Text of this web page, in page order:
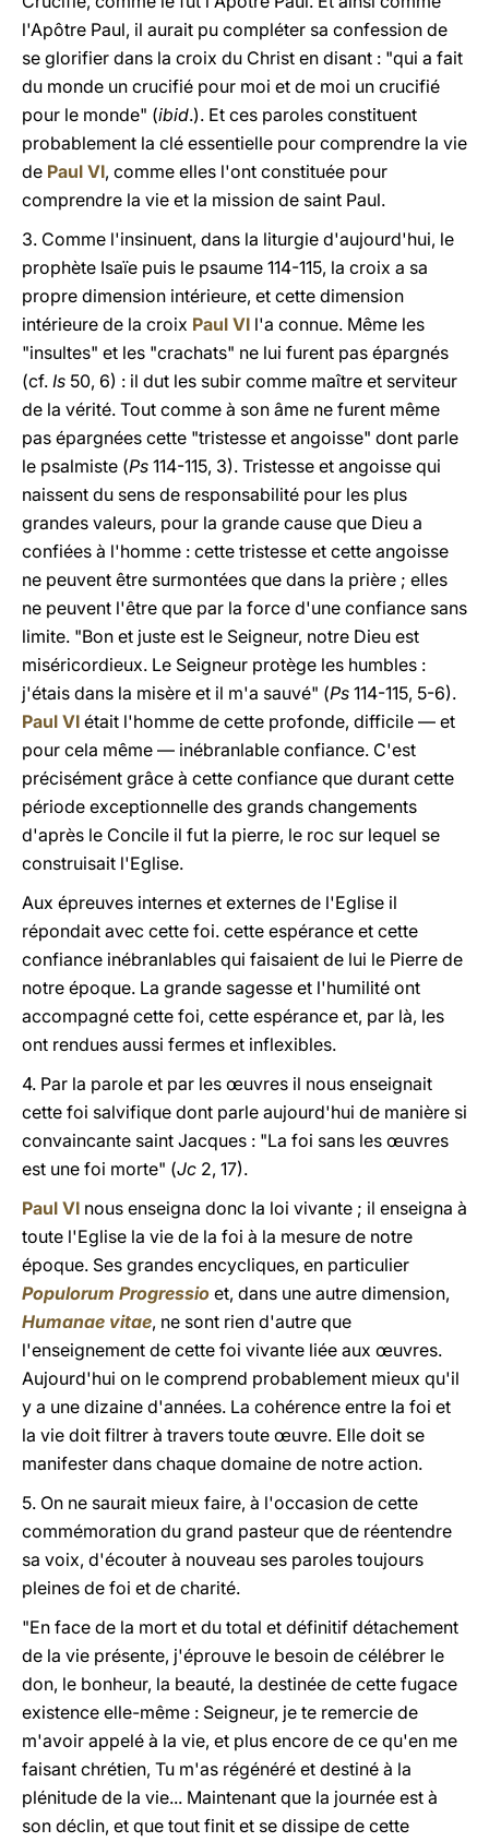
l'Apôtre Paul, il aurait pu compléter sa confession de
se glorifier dans la croix du Christ en disant : "qui a fait
du monde un crucifié pour moi et de moi un crucifié
pour le monde" (ibid.). Et ces paroles constituent
probablement la clé essentielle pour comprendre la vie
de Paul VI, comme elles l'ont constituée pour
comprendre la vie et la mission de saint Paul.
3. Comme l'insinuent, dans la liturgie d'aujourd'hui, le
prophète Isaïe puis le psaume 114-115, la croix a sa
propre dimension intérieure, et cette dimension
intérieure de la croix Paul VI l'a connue. Même les
"insultes" et les "crachats" ne lui furent pas épargnés
(cf. Is 50, 6) : il dut les subir comme maître et serviteur
de la vérité. Tout comme à son âme ne furent même
pas épargnées cette "tristesse et angoisse" dont parle
le psalmiste (Ps 114-115, 3). Tristesse et angoisse qui
naissent du sens de responsabilité pour les plus
grandes valeurs, pour la grande cause que Dieu a
confiées à l'homme : cette tristesse et cette angoisse
ne peuvent être surmontées que dans la prière ; elles
ne peuvent l'être que par la force d'une confiance sans
limite. "Bon et juste est le Seigneur, notre Dieu est
miséricordieux. Le Seigneur protège les humbles :
j'étais dans la misère et il m'a sauvé" (Ps 114-115, 5-6).
Paul VI était l'homme de cette profonde, difficile — et
pour cela même — inébranlable confiance. C'est
précisément grâce à cette confiance que durant cette
période exceptionnelle des grands changements
d'après le Concile il fut la pierre, le roc sur lequel se
construisait l'Eglise.
Aux épreuves internes et externes de l'Eglise il
répondait avec cette foi. cette espérance et cette
confiance inébranlables qui faisaient de lui le Pierre de
notre époque. La grande sagesse et l'humilité ont
accompagné cette foi, cette espérance et, par là, les
ont rendues aussi fermes et inflexibles.
4. Par la parole et par les œuvres il nous enseignait
cette foi salvifique dont parle aujourd'hui de manière si
convaincante saint Jacques : "La foi sans les œuvres
est une foi morte" (Jc 2, 17).
Paul VI nous enseigna donc la loi vivante ; il enseigna à
toute l'Eglise la vie de la foi à la mesure de notre
époque. Ses grandes encycliques, en particulier
Populorum Progressio et, dans une autre dimension,
Humanae vitae, ne sont rien d'autre que
l'enseignement de cette foi vivante liée aux œuvres.
Aujourd'hui on le comprend probablement mieux qu'il
y a une dizaine d'années. La cohérence entre la foi et
la vie doit filtrer à travers toute œuvre. Elle doit se
manifester dans chaque domaine de notre action.
5. On ne saurait mieux faire, à l'occasion de cette
commémoration du grand pasteur que de réentendre
sa voix, d'écouter à nouveau ses paroles toujours
pleines de foi et de charité.
"En face de la mort et du total et définitif détachement
de la vie présente, j'éprouve le besoin de célébrer le
don, le bonheur, la beauté, la destinée de cette fugace
existence elle-même : Seigneur, je te remercie de
m'avoir appelé à la vie, et plus encore de ce qu'en me
faisant chrétien, Tu m'as régénéré et destiné à la
plénitude de la vie... Maintenant que la journée est à
son déclin, et que tout finit et se dissipe de cette